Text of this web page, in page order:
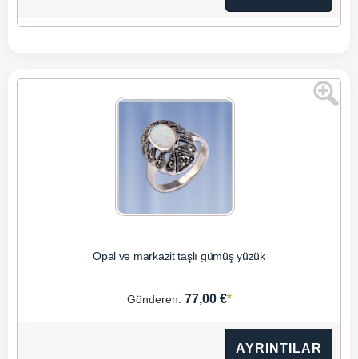
Opal ve markazit taşlı gümüş yüzük
Gönderen: 77,00 €*
AYRINTILAR